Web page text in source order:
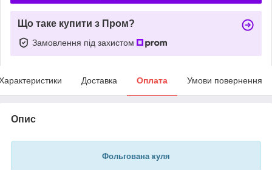
Що таке купити з Пром?
Замовлення під захистом
Доставка Оплата Умови повернення
Опис
Фольгована куля